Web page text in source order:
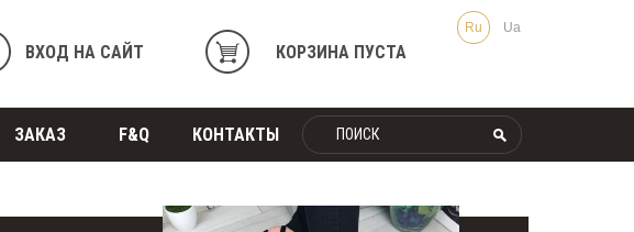
ВХОД НА САЙТ КОРЗИНА ПУСТА
Ru Ua
ЗАКАЗ F&Q КОНТАКТЫ